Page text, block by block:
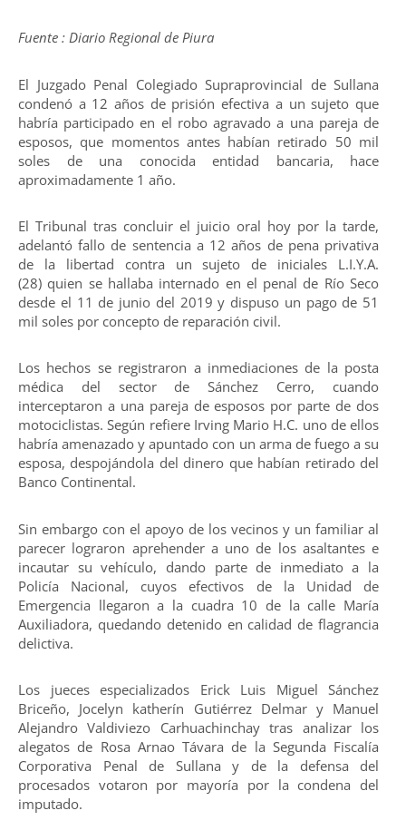
Fuente : Diario Regional de Piura
El Juzgado Penal Colegiado Supraprovincial de Sullana
condenó a 12 años de prisión efectiva a un sujeto que
habría participado en el robo agravado a una pareja de
esposos, que momentos antes habían retirado 50 mil
soles de una conocida entidad bancaria, hace
aproximadamente 1 año.
El Tribunal tras concluir el juicio oral hoy por la tarde,
adelantó fallo de sentencia a 12 años de pena privativa
de la libertad contra un sujeto de iniciales L.I.Y.A.
(28) quien se hallaba internado en el penal de Río Seco
desde el 11 de junio del 2019 y dispuso un pago de 51
mil soles por concepto de reparación civil.
Los hechos se registraron a inmediaciones de la posta
médica del sector de Sánchez Cerro, cuando
interceptaron a una pareja de esposos por parte de dos
motociclistas. Según refiere Irving Mario H.C. uno de ellos
habría amenazado y apuntado con un arma de fuego a su
esposa, despojándola del dinero que habían retirado del
Banco Continental.
Sin embargo con el apoyo de los vecinos y un familiar al
parecer lograron aprehender a uno de los asaltantes e
incautar su vehículo, dando parte de inmediato a la
Policía Nacional, cuyos efectivos de la Unidad de
Emergencia llegaron a la cuadra 10 de la calle María
Auxiliadora, quedando detenido en calidad de flagrancia
delictiva.
Los jueces especializados Erick Luis Miguel Sánchez
Briceño, Jocelyn katherín Gutiérrez Delmar y Manuel
Alejandro Valdiviezo Carhuachinchay tras analizar los
alegatos de Rosa Arnao Távara de la Segunda Fiscalía
Corporativa Penal de Sullana y de la defensa del
procesados votaron por mayoría por la condena del
imputado.